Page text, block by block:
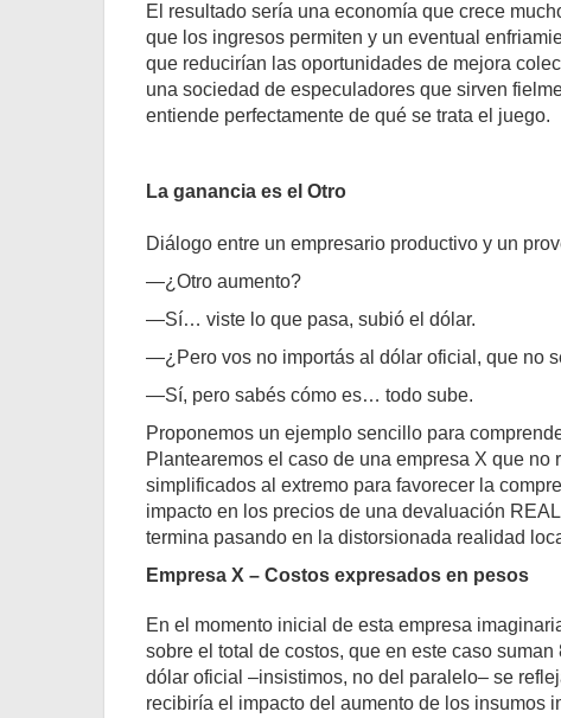
El resultado sería una economía que crece
que los ingresos permiten y un eventual
que reducirían las oportunidades de mejora
una sociedad de especuladores que sirven
entiende perfectamente de qué se trata el juego.
La ganancia es el Otro
Diálogo entre un empresario productivo y un
—¿Otro aumento?
—Sí… viste lo que pasa, subió el dólar.
—¿Pero vos no importás al dólar oficial, que no
—Sí, pero sabés cómo es… todo sube.
Proponemos un ejemplo sencillo para
Plantearemos el caso de una empresa X que
simplificados al extremo para favorecer la
impacto en los precios de una devaluación
termina pasando en la distorsionada realidad
Empresa X – Costos expresados en pesos
En el momento inicial de esta empresa
sobre el total de costos, que en este caso
dólar oficial –insistimos, no del paralelo– se
recibiría el impacto del aumento de los insumos